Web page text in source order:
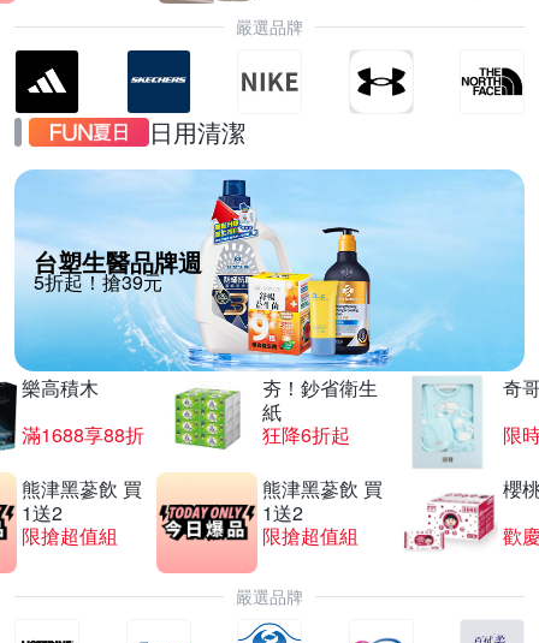
嚴選品牌
日用清潔
台塑生醫品牌週
5折起！搶39元
樂高積木
滿1688享88折
夯！鈔省衛生
紙
狂降6折起
奇
限
熊津黑蔘飲 買
1送2
限搶超值組
熊津黑蔘飲 買
1送2
限搶超值組
櫻
歡
嚴選品牌